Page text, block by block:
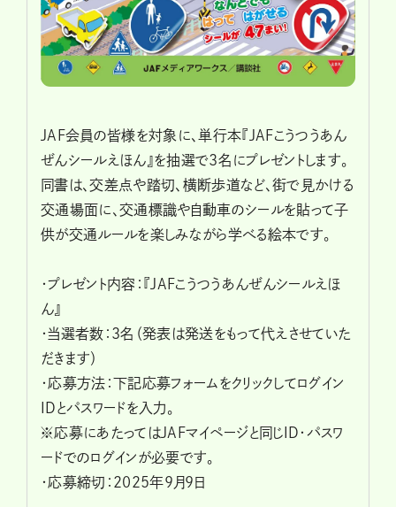
JAF会員の皆様を対象に、単行本『JAFこうつうあん
ぜんシールえほん』を抽選で3名にプレゼントします。
同書は、交差点や踏切、横断歩道など、街で見かける
交通場面に、交通標識や自動車のシールを貼って子
供が交通ルールを楽しみながら学べる絵本です。
・プレゼント内容：『JAFこうつうあんぜんシールえほ
ん』
・当選者数：3名（発表は発送をもって代えさせていた
だきます）
・応募方法：下記応募フォームをクリックしてログイン
IDとパスワードを入力。
※応募にあたってはJAFマイページと同じID・パスワ
ードでのログインが必要です。
・応募締切：2025年9月9日